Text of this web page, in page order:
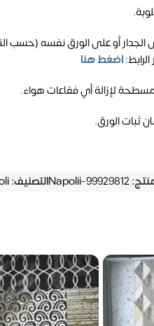
الجدار أو على الورق نفسه (حسب
اضغط هنا
لإزالة أي فقاعات هواء.
ثبات الورق.
Napolii-99929812التصنيف: